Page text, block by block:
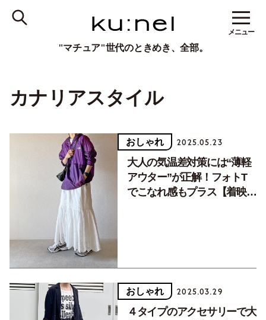
"マチュア"世代のときめき、全部。
メニュー
カナリアスタイル
おしゃれ 2025.05.23
大人の気温差対策には“薄軽
アウター”が正解！フォトT
でこなれ感もプラス【着映え
おしゃれ 2025.03.29
４タイプのアクセサリーで大